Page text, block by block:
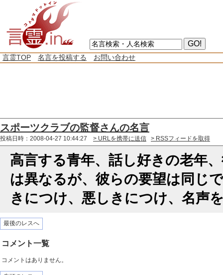
言霊TOP 名言を投稿する お問い合わせ
スポーツクラブの監督さんの名言
投稿日時：2008-04-27 10:44:27 > URLを携帯に送信 > RSSフィードを取得
高言する青年、話し好きの老年
は異なるが、彼らの要望は同じ
きにつけ、悪しきにつけ、名声
最後のレスへ
コメント一覧
コメントはありません。